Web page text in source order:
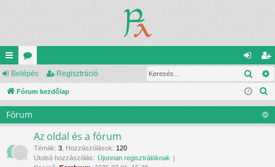
yo
rs
lin
ke
k
ór
u
ok
el
ép
eg
is
ztr
ác
Belépés Regisztráció
Fórum kezdőlap
Fórum
Az oldal és a fórum
Témák: 3 Hozzászólások: 120
Utolsó hozzászólás: Újonnan regisztrálóknak